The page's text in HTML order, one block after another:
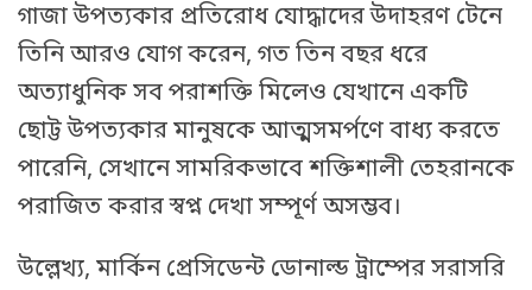
গাজা উপত্যকার প্রতিরোধ যোদ্ধাদের উদাহরণ টেনে
তিনি আরও যোগ করেন, গত তিন বছর ধরে
অত্যাধুনিক সব পরাশক্তি মিলেও যেখানে একটি
ছোট্ট উপত্যকার মানুষকে আত্মসমর্পণে বাধ্য করতে
পারেনি, সেখানে সামরিকভাবে শক্তিশালী তেহরানকে
পরাজিত করার স্বপ্ন দেখা সম্পূর্ণ অসম্ভব।
উল্লেখ্য, মার্কিন প্রেসিডেন্ট ডোনাল্ড ট্রাম্পের সরাসরি